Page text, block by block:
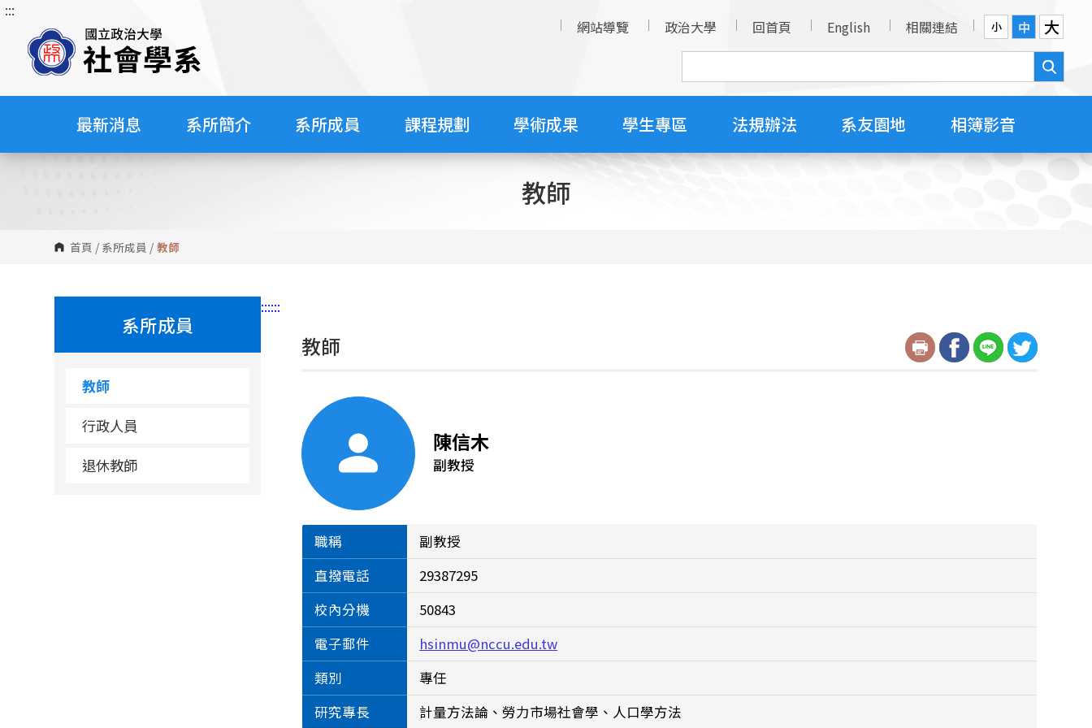
跳
內
塊
:::
網站導覽
政治大學 回首頁 English 相關連結 小 中 大
最新消息 系所簡介 系所成員 課程規劃 學術成果 學生專區 法規辦法 系友園地 相簿影音
教師
首頁 / 系所成員 / 教師
:::
系所成員
教師
行政人員
退休教師
:::
教師
陳信木
副教授
職稱
副教授
直撥電話
29387295
校內分機
50843
電子郵件
hsinmu@nccu.edu.tw
類別
專任
研究專長
計量方法論、勞力市場社會學、人口學方法